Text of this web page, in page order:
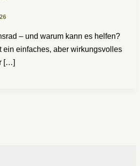
– und warum kann es helfen?
ein einfaches, aber wirkungsvolles
[…]